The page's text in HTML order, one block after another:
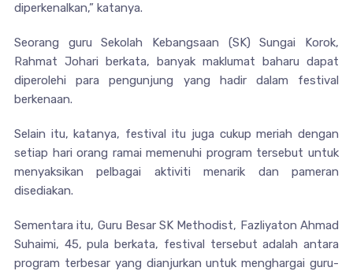
diperkenalkan,” katanya.
Seorang guru Sekolah Kebangsaan (SK) Sungai Korok,
Rahmat Johari berkata, banyak maklumat baharu dapat
diperolehi para pengunjung yang hadir dalam festival
berkenaan.
Selain itu, katanya, festival itu juga cukup meriah dengan
setiap hari orang ramai memenuhi program tersebut untuk
menyaksikan pelbagai aktiviti menarik dan pameran
disediakan.
Sementara itu, Guru Besar SK Methodist, Fazliyaton Ahmad
Suhaimi, 45, pula berkata, festival tersebut adalah antara
program terbesar yang dianjurkan untuk menghargai guru-